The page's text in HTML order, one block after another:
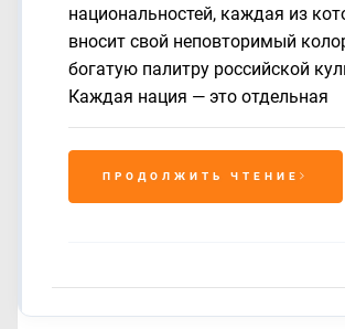
национальностей, каждая из
вносит свой неповторимый
богатую палитру российской
Каждая нация — это отдельная
ПРОДОЛЖИТЬ ЧТЕНИЕ